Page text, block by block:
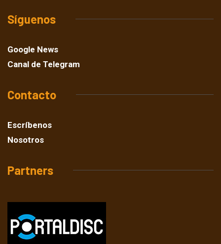
Síguenos
Google News
Canal de Telegram
Contacto
Escríbenos
Nosotros
Partners